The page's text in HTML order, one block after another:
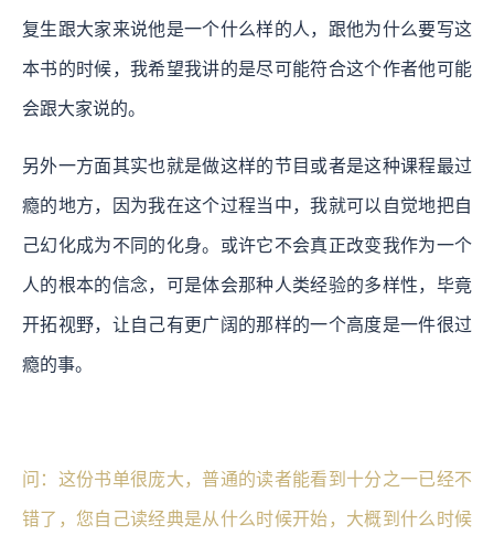
复生跟大家来说他是一个什么样的人，跟他为什么要写这
本书的时候，我希望我讲的是尽可能符合这个作者他可能
会跟大家说的。
另外一方面其实也就是做这样的节目或者是这种课程最过
瘾的地方，因为我在这个过程当中，我就可以自觉地把自
己幻化成为不同的化身。或许它不会真正改变我作为一个
人的根本的信念，可是体会那种人类经验的多样性，毕竟
开拓视野，让自己有更广阔的那样的一个高度是一件很过
瘾的事。
问：这份书单很庞大，普通的读者能看到十分之一已经不
错了，您自己读经典是从什么时候开始，大概到什么时候